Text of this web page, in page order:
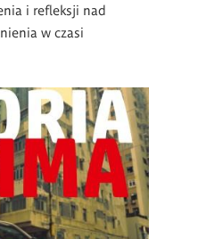
i refleksji nad
w czasi